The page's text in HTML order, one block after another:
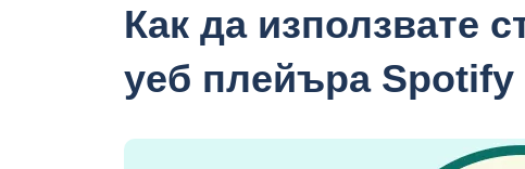
Как да използвате
уеб плейъра Spotify